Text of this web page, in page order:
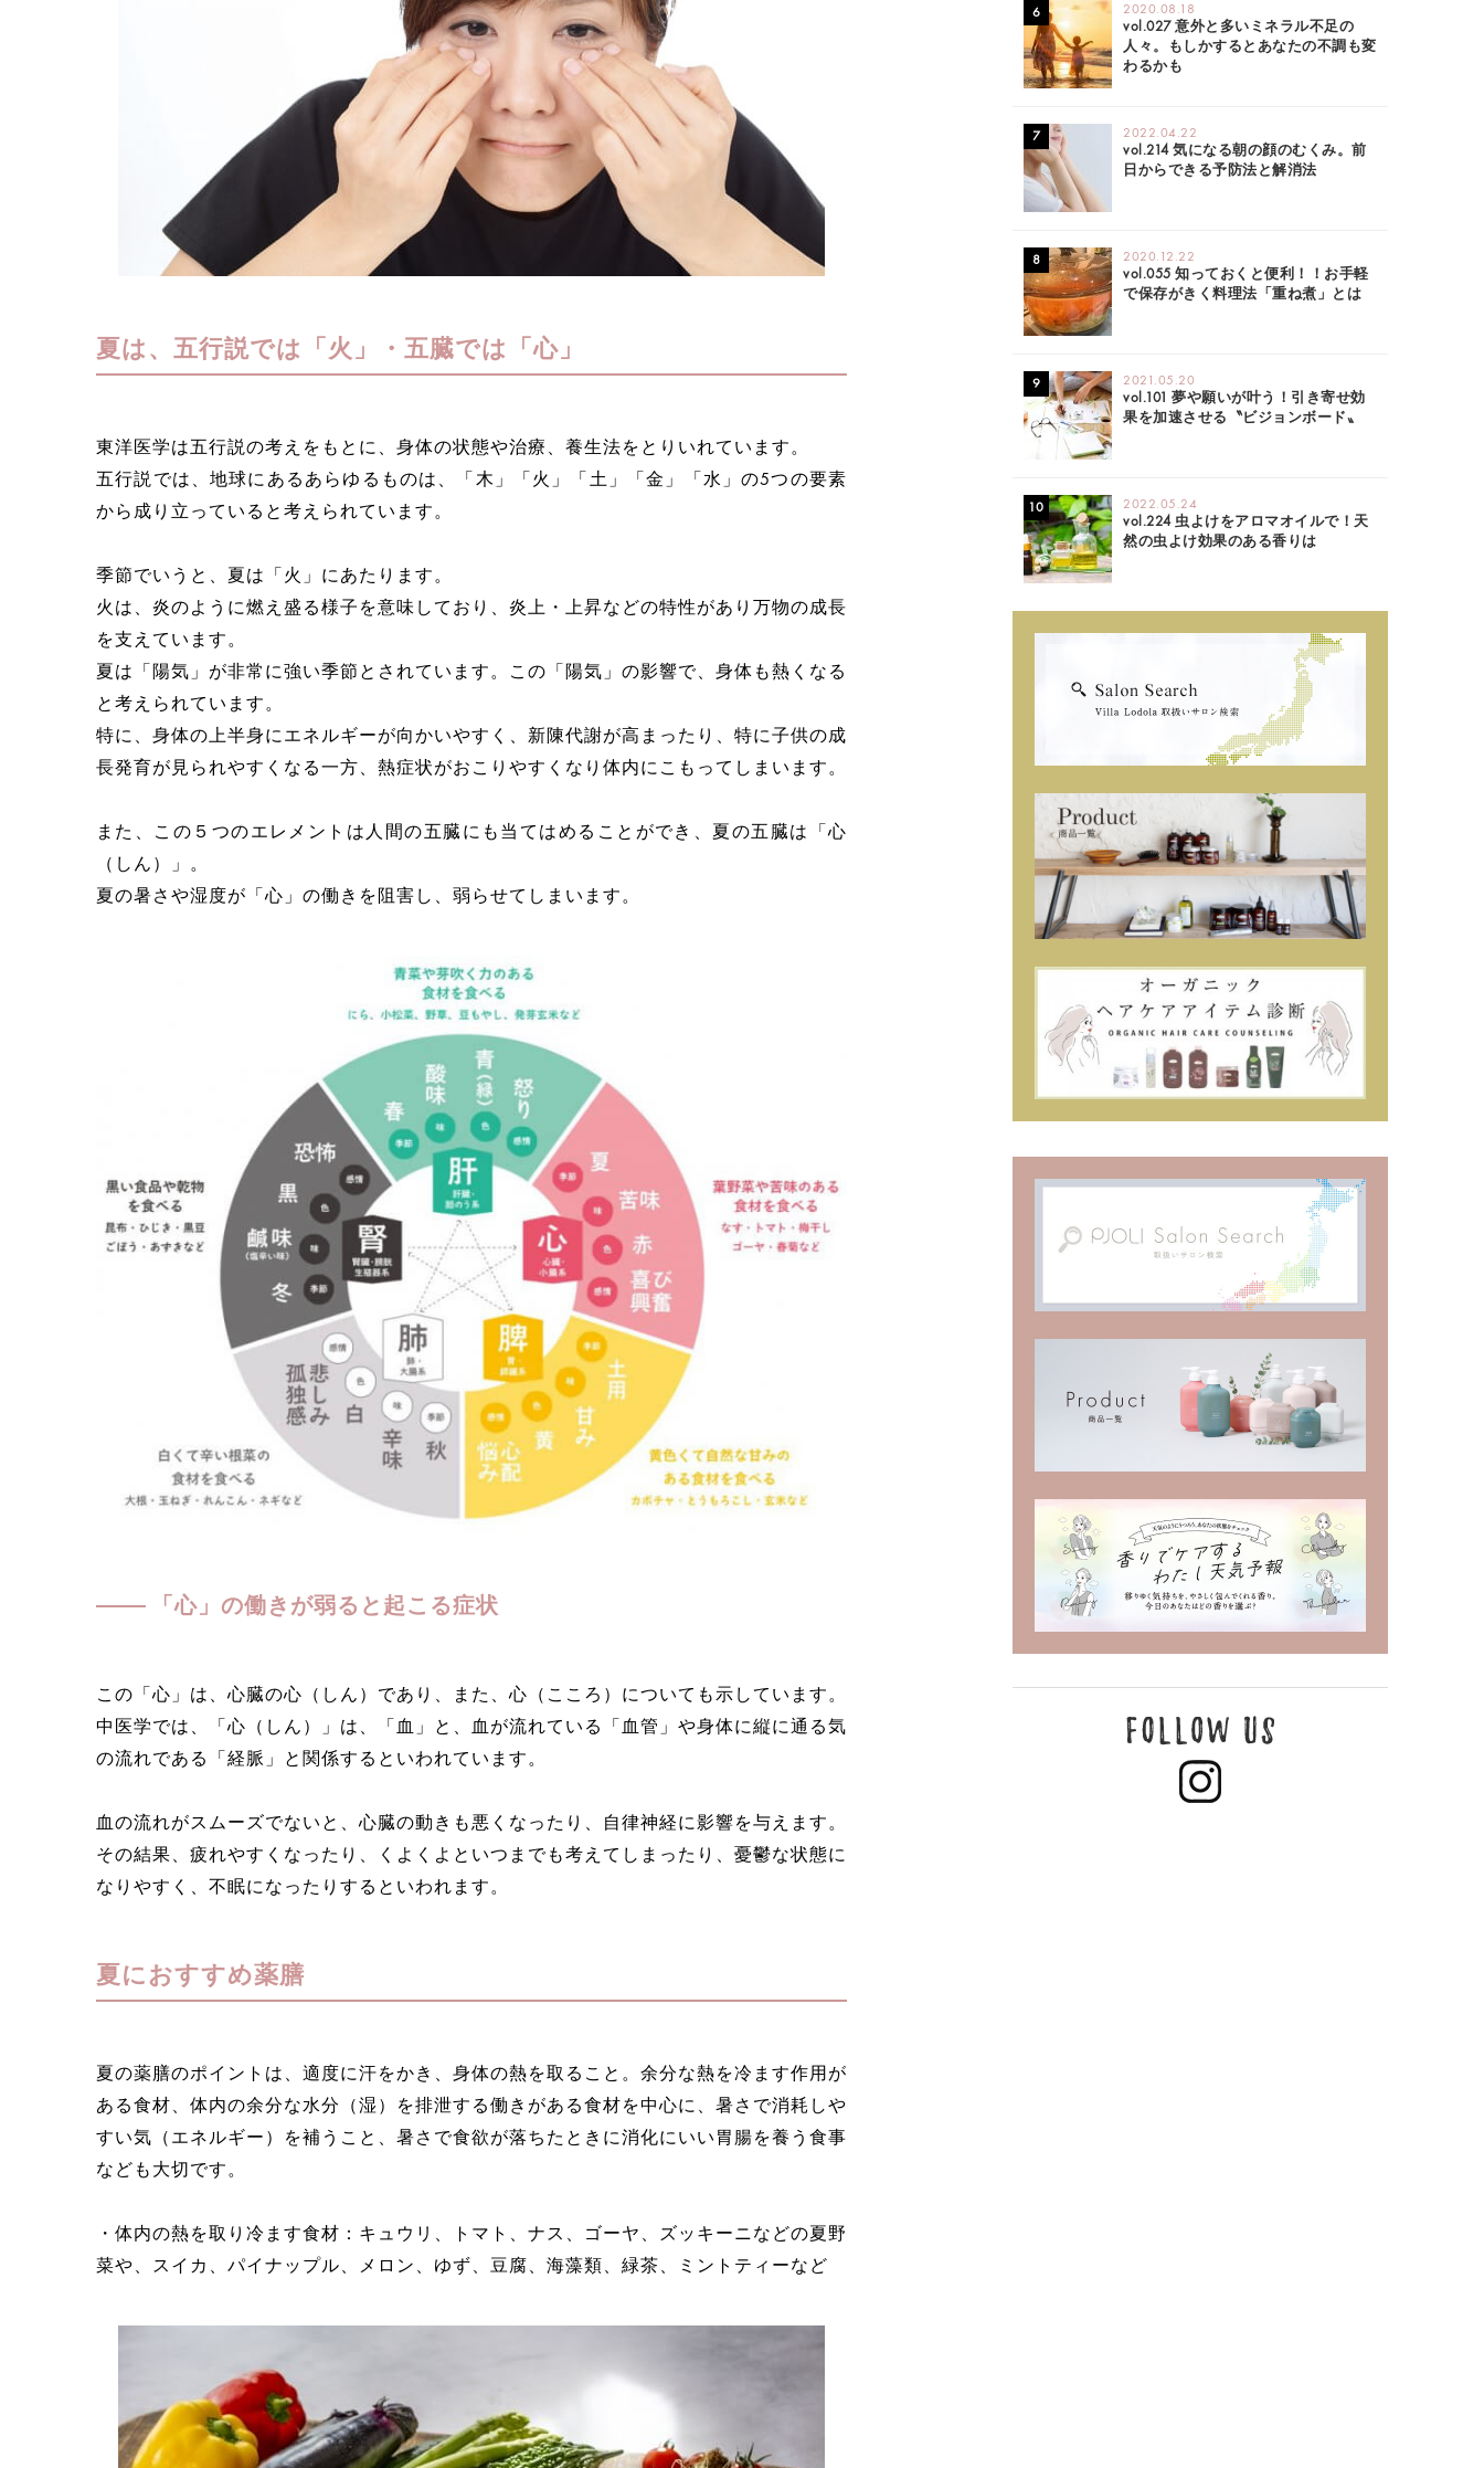
夏は、五行説では「火」・五臓では「心」
東洋医学は五行説の考えをもとに、身体の状態や治療、養生法をとりいれています。
五行説では、地球にあるあらゆるものは、「木」「火」「土」「金」「水」の5つの要素
から成り立っていると考えられています。
季節でいうと、夏は「火」にあたります。
火は、炎のように燃え盛る様子を意味しており、炎上・上昇などの特性があり万物の成長
を支えています。
夏は「陽気」が非常に強い季節とされています。この「陽気」の影響で、身体も熱くなる
と考えられています。
特に、身体の上半身にエネルギーが向かいやすく、新陳代謝が高まったり、特に子供の成
長発育が見られやすくなる一方、熱症状がおこりやすくなり体内にこもってしまいます。
また、この５つのエレメントは人間の五臓にも当てはめることができ、夏の五臓は「心
（しん）」。
夏の暑さや湿度が「心」の働きを阻害し、弱らせてしまいます。
「心」の働きが弱ると起こる症状
この「心」は、心臓の心（しん）であり、また、心（こころ）についても示しています。
中医学では、「心（しん）」は、「血」と、血が流れている「血管」や身体に縦に通る気
の流れである「経脈」と関係するといわれています。
血の流れがスムーズでないと、心臓の動きも悪くなったり、自律神経に影響を与えます。
その結果、疲れやすくなったり、くよくよといつまでも考えてしまったり、憂鬱な状態に
なりやすく、不眠になったりするといわれます。
夏におすすめ薬膳
夏の薬膳のポイントは、適度に汗をかき、身体の熱を取ること。余分な熱を冷ます作用が
ある食材、体内の余分な水分（湿）を排泄する働きがある食材を中心に、暑さで消耗しや
すい気（エネルギー）を補うこと、暑さで食欲が落ちたときに消化にいい胃腸を養う食事
なども大切です。
・体内の熱を取り冷ます食材：キュウリ、トマト、ナス、ゴーヤ、ズッキーニなどの夏野
菜や、スイカ、パイナップル、メロン、ゆず、豆腐、海藻類、緑茶、ミントティーなど
2020.08.18
vol.027 意外と多いミネラル不足の
人々。もしかするとあなたの不調も変
わるかも
2022.04.22
vol.214 気になる朝の顔のむくみ。前
日からできる予防法と解消法
2020.12.22
vol.055 知っておくと便利！！お手軽
で保存がきく料理法「重ね煮」とは
2021.05.20
vol.101 夢や願いが叶う！引き寄せ効
果を加速させる〝ビジョンボード〟
2022.05.24
vol.224 虫よけをアロマオイルで！天
然の虫よけ効果のある香りは